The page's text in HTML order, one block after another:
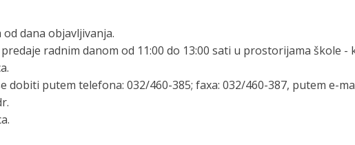
dana objavljivanja.
radnim danom od 11:00 do 13:00 sati u prostorijama škole
dobiti putem telefona: 032/460-385; faxa: 032/460-387, putem e-